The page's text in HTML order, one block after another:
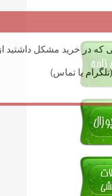
که در خرید مشکل داشتید